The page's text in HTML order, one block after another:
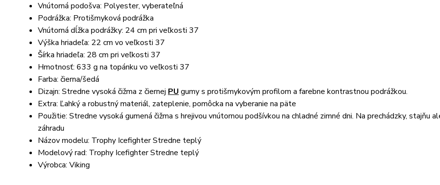
Vnútorná podošva: Polyester, vyberateľná
Podrážka: Protišmyková podrážka
Vnútorná dĺžka podrážky: 24 cm pri veľkosti 37
Výška hriadeľa: 22 cm vo veľkosti 37
Šírka hriadeľa: 28 cm pri veľkosti 37
Hmotnosť: 633 g na topánku vo veľkosti 37
Farba: čierna/šedá
Dizajn: Stredne vysoká čižma z čiernej PU gumy s protišmykovým profilom a farebne kontrastnou podrážkou.
Extra: Ľahký a robustný materiál, zateplenie, pomôcka na vyberanie na päte
Použitie: Stredne vysoká gumená čižma s hrejivou vnútornou podšívkou na chladné zimné dni. Na prechádzky, stajňu
záhradu
Názov modelu: Trophy Icefighter Stredne teplý
Modelový rad: Trophy Icefighter Stredne teplý
Výrobca: Viking